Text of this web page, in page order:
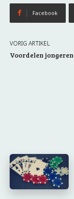
Facebook
VORIG ARTIKEL
Voordelen